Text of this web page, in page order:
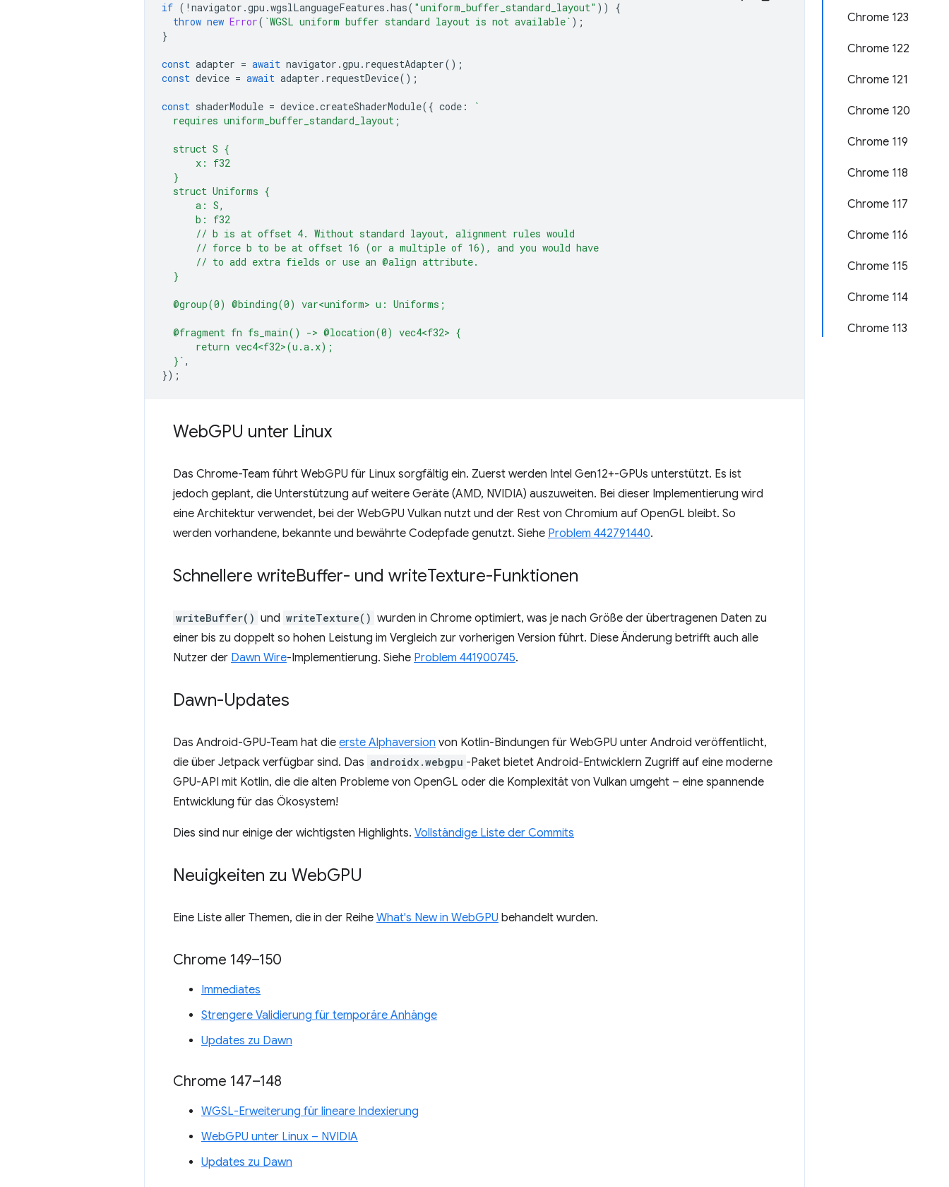
Chrome 123
Chrome 122
Chrome 121
Chrome 120
Chrome 119
Chrome 118
Chrome 117
Chrome 116
Chrome 115
Chrome 114
Chrome 113
if ( ! navigator .gpu .wgslLanguageFeatures .has( "uniform_buffer_standard_layout" ))
{
throw new Error( `WGSL uniform buffer standard layout is not available` );
}
const adapter = await navigator .gpu . requestAdapter();
const device = await adapter . requestDevice();
const shaderModule = device.createShaderModule({ code :
`
  requires uniform_buffer_standard_layout;
  struct S {
      x: f32
  }
  struct Uniforms {
      a: S,
      b: f32
      // b is at offset 4. Without standard layout, alignment rules would
      // force b to be at offset 16 (or a multiple of 16), and you would have
      // to add extra fields or use an @align attribute.
  }
  @group(0) @binding(0) var<uniform> u: Uniforms;
  @fragment fn fs_main() -> @location(0) vec4<f32> {
      return vec4<f32>(u.a.x);
  }`
,
});
WebGPU unter Linux
Das Chrome-Team führt WebGPU für Linux sorgfältig ein. Zuerst werden Intel Gen12+-GPUs unterstützt. Es ist
jedoch geplant, die Unterstützung auf weitere Geräte (AMD, NVIDIA) auszuweiten. Bei dieser Implementierung wird
eine Architektur verwendet, bei der WebGPU Vulkan nutzt und der Rest von Chromium auf OpenGL bleibt. So
werden vorhandene, bekannte und bewährte Codepfade genutzt. Siehe Problem 442791440.
Schnellere writeBuffer- und writeTexture-Funktionen
writeBuffer() und writeTexture() wurden in Chrome optimiert, was je nach Größe der übertragenen Daten zu
einer bis zu doppelt so hohen Leistung im Vergleich zur vorherigen Version führt. Diese Änderung betrifft auch alle
Nutzer der Dawn Wire-Implementierung. Siehe Problem 441900745.
Dawn-Updates
Das Android-GPU-Team hat die erste Alphaversion von Kotlin-Bindungen für WebGPU unter Android veröffentlicht,
die über Jetpack verfügbar sind. Das androidx.webgpu -Paket bietet Android-Entwicklern Zugriff auf eine moderne
GPU-API mit Kotlin, die die alten Probleme von OpenGL oder die Komplexität von Vulkan umgeht – eine spannende
Entwicklung für das Ökosystem!
Dies sind nur einige der wichtigsten Highlights. Vollständige Liste der Commits
Neuigkeiten zu WebGPU
Eine Liste aller Themen, die in der Reihe What's New in WebGPU behandelt wurden.
Chrome 149–150
Immediates
Strengere Validierung für temporäre Anhänge
Updates zu Dawn
Chrome 147–148
WGSL-Erweiterung für lineare Indexierung
WebGPU unter Linux – NVIDIA
Updates zu Dawn